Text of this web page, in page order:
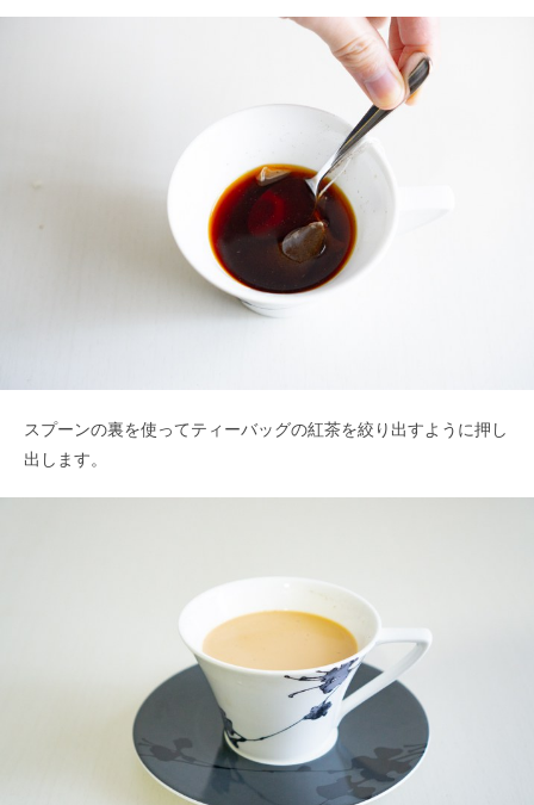
スプーンの裏を使ってティーバッグの紅茶を絞り出すように押し
出します。